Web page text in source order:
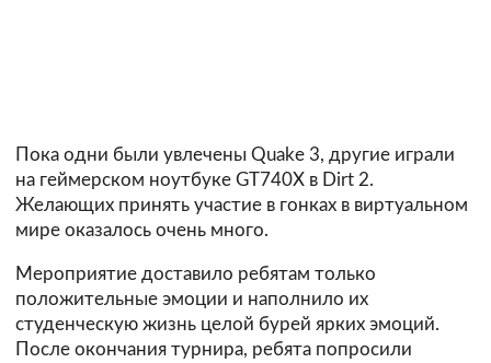
Пока одни были увлечены Quake 3, другие играли
на геймерском ноутбуке GT740X в Dirt 2.
Желающих принять участие в гонках в виртуальном
мире оказалось очень много.
Мероприятие доставило ребятам только
положительные эмоции и наполнило их
студенческую жизнь целой бурей ярких эмоций.
После окончания турнира, ребята попросили